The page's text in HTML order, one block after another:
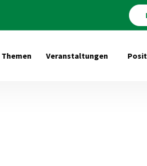
Themen Veranstaltungen